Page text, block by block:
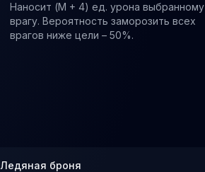
Наносит (M + 4) ед. урона выбранному
врагу. Вероятность заморозить всех
врагов ниже цели – 50%.
Ледяная броня